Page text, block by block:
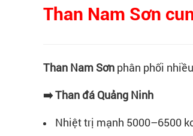
Than Nam Sơn
Than Nam Sơn phân phối
➡️ Than đá Quảng Ninh
Nhiệt trị mạnh 5000–6500